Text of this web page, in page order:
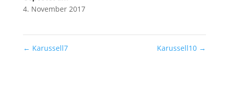
4. November 2017
← Karussell7 Karussell10 →